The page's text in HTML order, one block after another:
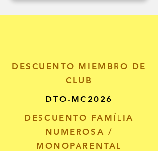
DESCUENTO MIEMBRO DE
CLUB
DTO-MC2026
DESCUENTO FAMÍLIA
NUMEROSA /
MONOPARENTAL